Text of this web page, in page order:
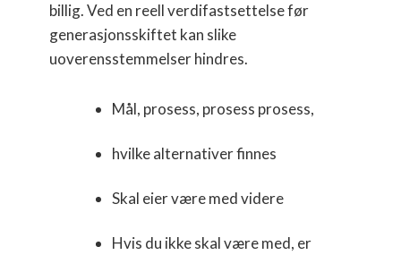
billig. Ved en reell verdifastsettelse før
generasjonsskiftet kan slike
uoverensstemmelser hindres.
Mål, prosess, prosess prosess,
hvilke alternativer finnes
Skal eier være med videre
Hvis du ikke skal være med, er